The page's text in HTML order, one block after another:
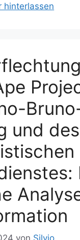
hinterlassen
und des